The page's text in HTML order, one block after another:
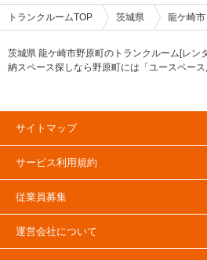
トランクルームTOP 茨城県 龍ケ崎市
茨城県 龍ケ崎市野原町のトランクルーム[レン
納スペース探しなら野原町には「ユースペー
ランドが掲載されています。借りたい地域か
ュリティ・空調完備・24時間出し入れ可能な
件数から様々な方法でご希望の収納スペース
報サイトです。野原町で気になるトランクル
サイトマップ
サービス利用規約
従業員募集
運営会社について